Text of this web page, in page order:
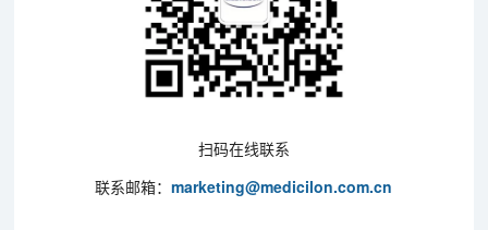
扫码在线联系
联系邮箱：marketing@medicilon.com.cn